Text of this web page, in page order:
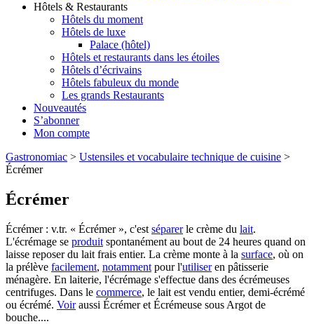
Hôtels & Restaurants
Hôtels du moment
Hôtels de luxe
Palace (hôtel)
Hôtels et restaurants dans les étoiles
Hôtels d’écrivains
Hôtels fabuleux du monde
Les grands Restaurants
Nouveautés
S’abonner
Mon compte
Gastronomiac > Ustensiles et vocabulaire technique de cuisine >
Écrémer
Écrémer
Écrémer : v.tr. « Écrémer », c'est séparerle crème du lait.
L'écrémage se produit spontanément au bout de 24 heures quand on
laisse reposer du lait frais entier. La crème monte à la surface, où on
la prélève facilement, notamment pour l'utiliseren pâtisserie
ménagère. En laiterie, l'écrémage s'effectue dans des écrémeuses
centrifuges. Dans le commerce, le lait est vendu entier, demi-écrémé
ou écrémé. Voiraussi Écrémer et Écrémeuse sous Argot de
bouche....